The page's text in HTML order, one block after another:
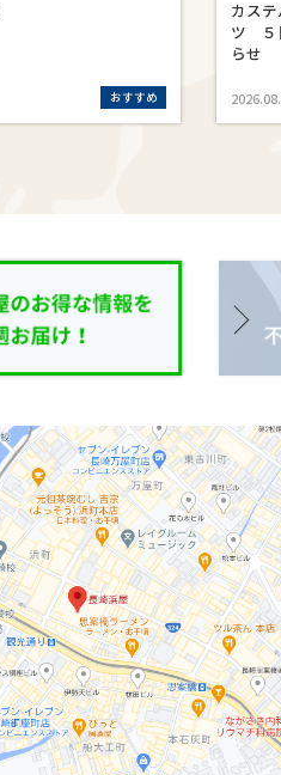
おすすめ
カス
ツ ５
らせ